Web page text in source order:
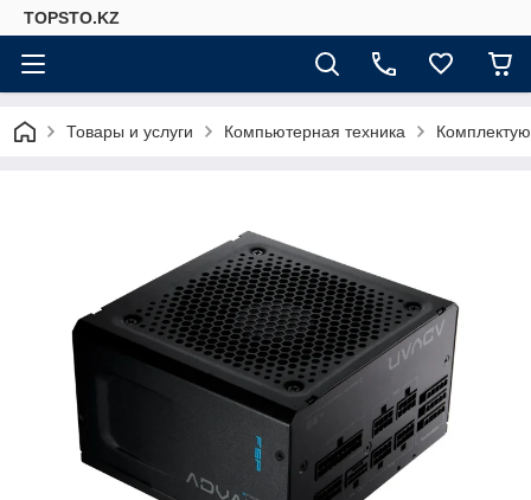
TOPSTO.KZ
Товары и услуги Компьютерная техника